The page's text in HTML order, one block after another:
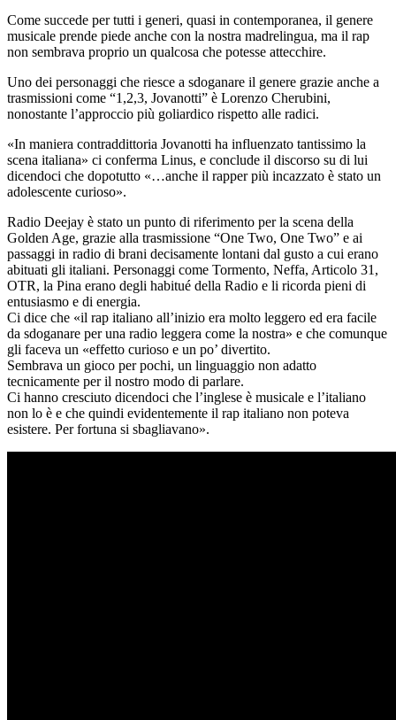
Come succede per tutti i generi, quasi in contemporanea, il genere
musicale prende piede anche con la nostra madrelingua, ma il rap
non sembrava proprio un qualcosa che potesse attecchire.
Uno dei personaggi che riesce a sdoganare il genere grazie anche a
trasmissioni come “1,2,3, Jovanotti” è Lorenzo Cherubini,
nonostante l’approccio più goliardico rispetto alle radici.
«In maniera contraddittoria Jovanotti ha influenzato tantissimo la
scena italiana» ci conferma Linus, e conclude il discorso su di lui
dicendoci che dopotutto «…anche il rapper più incazzato è stato un
adolescente curioso».
Radio Deejay è stato un punto di riferimento per la scena della
Golden Age, grazie alla trasmissione “One Two, One Two” e ai
passaggi in radio di brani decisamente lontani dal gusto a cui erano
abituati gli italiani. Personaggi come Tormento, Neffa, Articolo 31,
OTR, la Pina erano degli habitué della Radio e li ricorda pieni di
entusiasmo e di energia.
Ci dice che «il rap italiano all’inizio era molto leggero ed era facile
da sdoganare per una radio leggera come la nostra» e che comunque
gli faceva un «effetto curioso e un po’ divertito.
Sembrava un gioco per pochi, un linguaggio non adatto
tecnicamente per il nostro modo di parlare.
Ci hanno cresciuto dicendoci che l’inglese è musicale e l’italiano
non lo è e che quindi evidentemente il rap italiano non poteva
esistere. Per fortuna si sbagliavano».